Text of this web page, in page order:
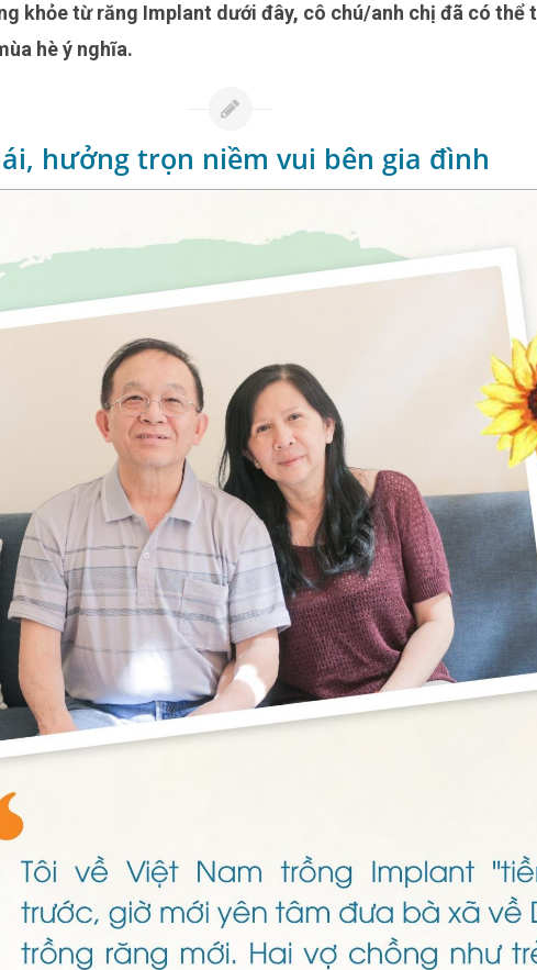
khỏe từ răng Implant dưới đây, cô chú/anh chị đã có thể
hè ý nghĩa.
hưởng trọn niềm vui bên gia đình